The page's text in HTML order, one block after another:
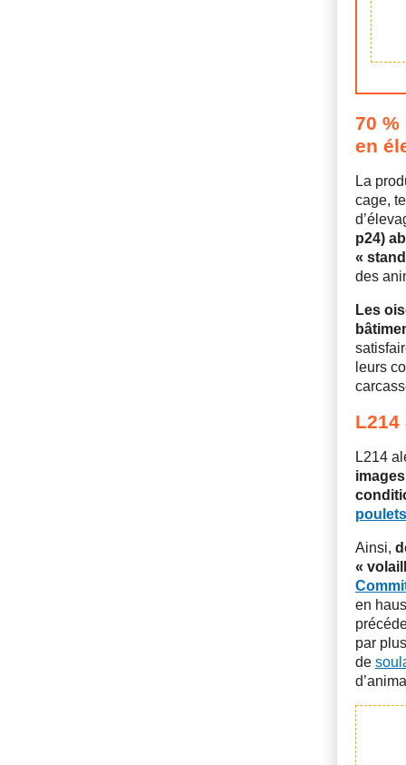
70
en
La
cage,
p24)
«
des
Les
leurs
L214
L214
poulets
Ainsi,
«
en
par
de